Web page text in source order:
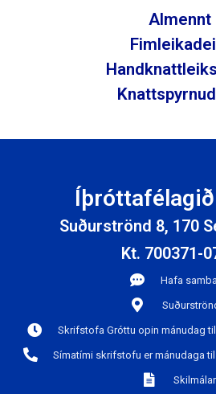
Almennt
Suðurströnd 8, 170
Kt. 700371-
Hafa
Skrifstofa Gróttu opin mánudag
Símatími skrifstofu er mánudaga
Skilmálar